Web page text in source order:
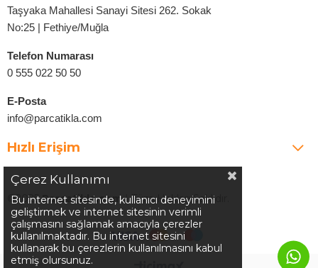
Taşyaka Mahallesi Sanayi Sitesi 262. Sokak
No:25 | Fethiye/Muğla
Telefon Numarası
0 555 022 50 50
E-Posta
info@parcatikla.com
Hızlı Erişim
©2025Parcatikla.com| Tüm Hakları Saklıdır.
Çerez Kullanımı
Bu internet sitesinde, kullanıcı deneyimini
geliştirmek ve internet sitesinin verimli
çalışmasını sağlamak amacıyla çerezler
kullanılmaktadır. Bu internet sitesini
kullanarak bu çerezlerin kullanılmasını kabul
etmiş olursunuz.